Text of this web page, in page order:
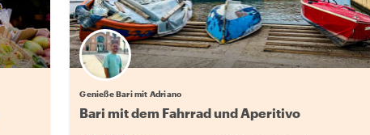
Genieße Bari mit Adriano
Bari mit dem Fahrrad und Aperitivo